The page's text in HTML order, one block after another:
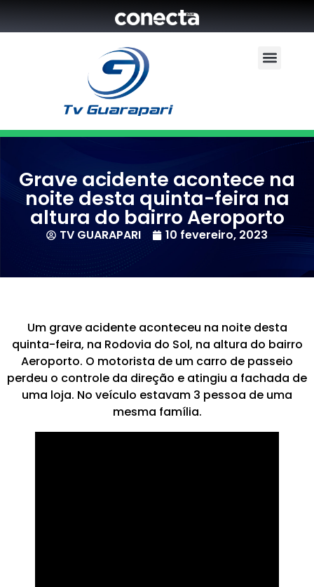
Grave acidente acontece na
noite desta quinta-feira na
altura do bairro Aeroporto
TV GUARAPARI 10 fevereiro, 2023
Um grave acidente aconteceu na noite desta
quinta-feira, na Rodovia do Sol, na altura do bairro
Aeroporto. O motorista de um carro de passeio
perdeu o controle da direção e atingiu a fachada de
uma loja. No veículo estavam 3 pessoa de uma
mesma família.